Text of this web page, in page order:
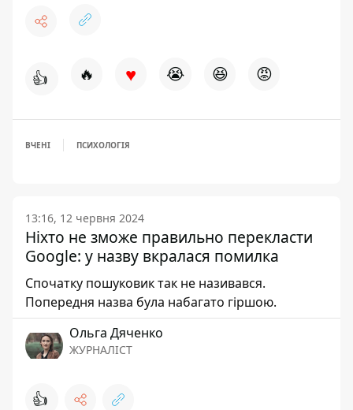
👍 🔥 ♥ 😭 😆 😡
ВЧЕНІ ПСИХОЛОГІЯ
13:16, 12 червня 2024
Ніхто не зможе правильно перекласти
Google: у назву вкралася помилка
Спочатку пошуковик так не називався.
Попередня назва була набагато гіршою.
Ольга Дяченко
ЖУРНАЛІСТ
👍